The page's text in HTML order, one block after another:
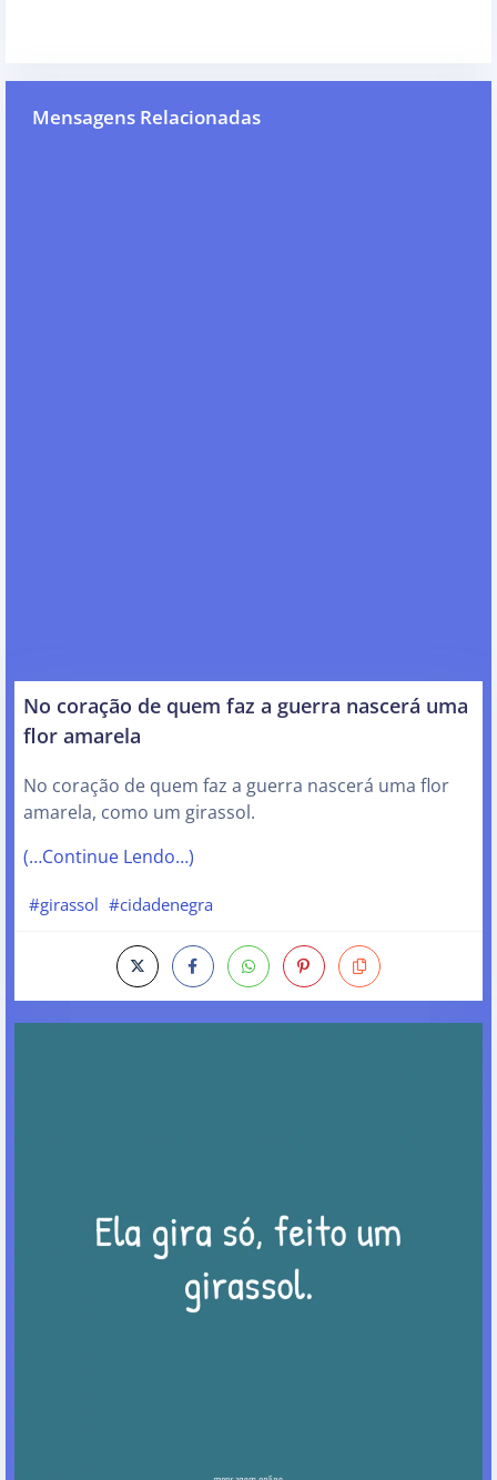
Mensagens Relacionadas
No coração de quem faz a guerra nascerá uma
flor amarela
No coração de quem faz a guerra nascerá uma flor
amarela, como um girassol.
(…Continue Lendo…)
#girassol #cidadenegra